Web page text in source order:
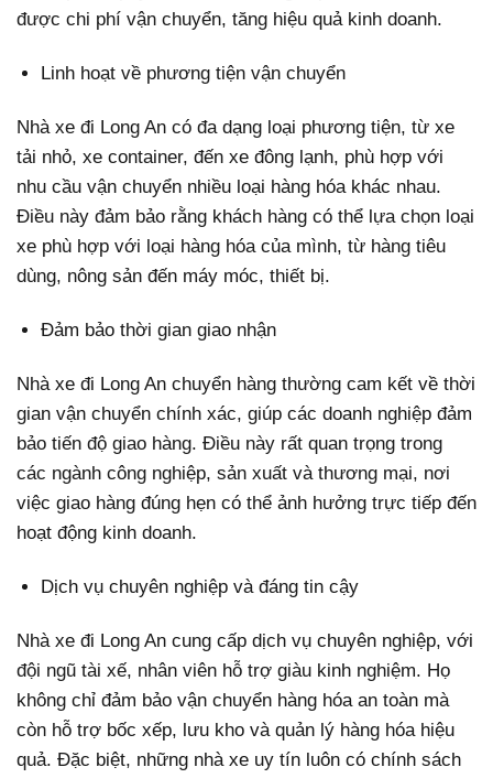
được chi phí vận chuyển, tăng hiệu quả kinh doanh.
Linh hoạt về phương tiện vận chuyển
Nhà xe đi Long An có đa dạng loại phương tiện, từ xe
tải nhỏ, xe container, đến xe đông lạnh, phù hợp với
nhu cầu vận chuyển nhiều loại hàng hóa khác nhau.
Điều này đảm bảo rằng khách hàng có thể lựa chọn loại
xe phù hợp với loại hàng hóa của mình, từ hàng tiêu
dùng, nông sản đến máy móc, thiết bị.
Đảm bảo thời gian giao nhận
Nhà xe đi Long An chuyển hàng thường cam kết về thời
gian vận chuyển chính xác, giúp các doanh nghiệp đảm
bảo tiến độ giao hàng. Điều này rất quan trọng trong
các ngành công nghiệp, sản xuất và thương mại, nơi
việc giao hàng đúng hẹn có thể ảnh hưởng trực tiếp đến
hoạt động kinh doanh.
Dịch vụ chuyên nghiệp và đáng tin cậy
Nhà xe đi Long An cung cấp dịch vụ chuyên nghiệp, với
đội ngũ tài xế, nhân viên hỗ trợ giàu kinh nghiệm. Họ
không chỉ đảm bảo vận chuyển hàng hóa an toàn mà
còn hỗ trợ bốc xếp, lưu kho và quản lý hàng hóa hiệu
quả. Đặc biệt, những nhà xe uy tín luôn có chính sách